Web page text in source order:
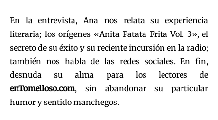
En la entrevista, Ana nos relata su experiencia
literaria; los orígenes «Anita Patata Frita Vol. 3», el
secreto de su éxito y su reciente incursión en la radio;
también nos habla de las redes sociales. En fin,
desnuda su alma para los lectores de
enTomelloso.com, sin abandonar su particular
humor y sentido manchegos.